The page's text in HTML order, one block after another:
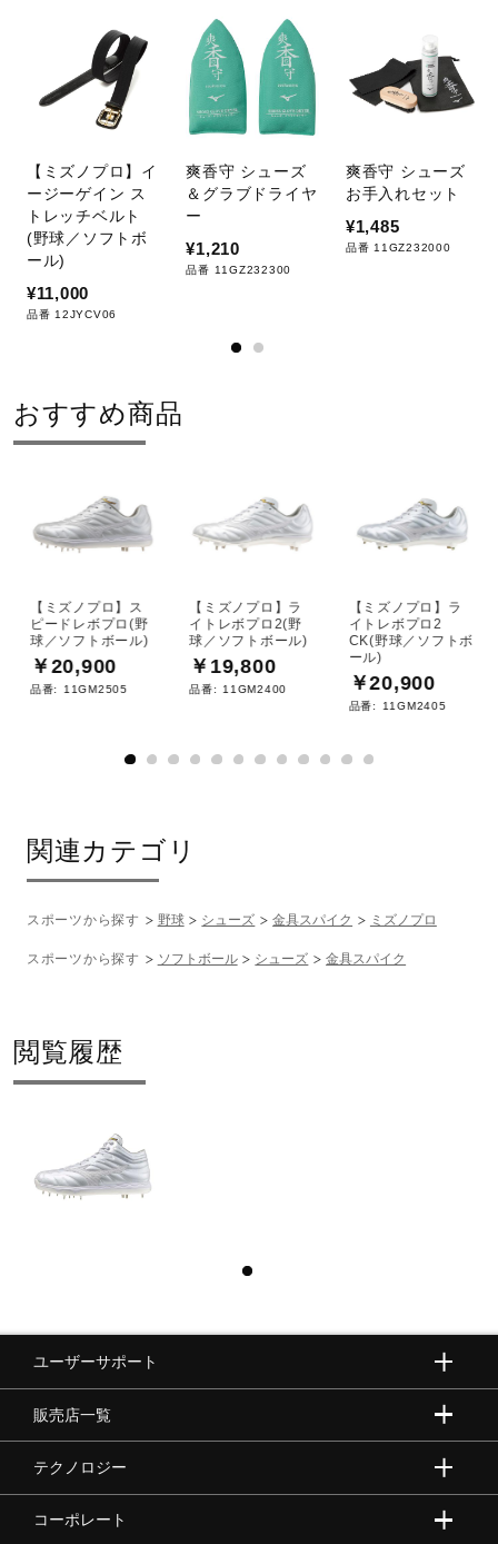
【ミズノプロ】イ
ージーゲイン ス
トレッチベルト
(野球／ソフトボ
ール)
¥11,000
品番 12JYCV06
爽香守 シューズ
＆グラブドライヤ
ー
¥1,210
品番 11GZ232300
爽香守 シューズ
お手入れセット
¥1,485
品番 11GZ232000
おすすめ商品
【ミズノプロ】ス
ピードレボプロ(野
球／ソフトボール)
￥20,900
品番: 11GM2505
【ミズノプロ】ラ
イトレボプロ2(野
球／ソフトボール)
￥19,800
品番: 11GM2400
【ミズノプロ】ラ
イトレボプロ2
CK(野球／ソフトボ
ール)
￥20,900
品番: 11GM2405
関連カテゴリ
スポーツから探す 野球 シューズ 金具スパイク ミズノプロ
スポーツから探す ソフトボール シューズ 金具スパイク
閲覧履歴
ユーザーサポート
販売店一覧
テクノロジー
コーポレート